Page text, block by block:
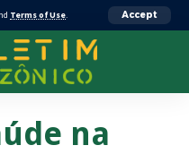
Terms of Use. Accept
na